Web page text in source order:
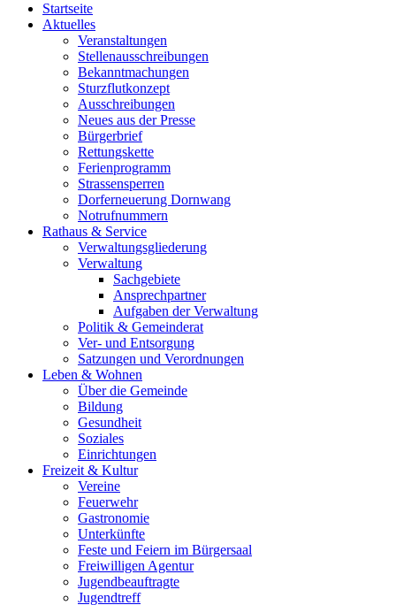
Startseite
Aktuelles
Veranstaltungen
Stellenausschreibungen
Bekanntmachungen
Sturzflutkonzept
Ausschreibungen
Neues aus der Presse
Bürgerbrief
Rettungskette
Ferienprogramm
Strassensperren
Dorferneuerung Dornwang
Notrufnummern
Rathaus & Service
Verwaltungsgliederung
Verwaltung
Sachgebiete
Ansprechpartner
Aufgaben der Verwaltung
Politik & Gemeinderat
Ver- und Entsorgung
Satzungen und Verordnungen
Leben & Wohnen
Über die Gemeinde
Bildung
Gesundheit
Soziales
Einrichtungen
Freizeit & Kultur
Vereine
Feuerwehr
Gastronomie
Unterkünfte
Feste und Feiern im Bürgersaal
Freiwilligen Agentur
Jugendbeauftragte
Jugendtreff